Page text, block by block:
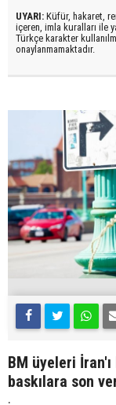
UYARI: Küfür, hakaret,
içeren, imla kuralları ile
Türkçe karakter
onaylanmamaktadır.
BM üyeleri
baskılara son
.